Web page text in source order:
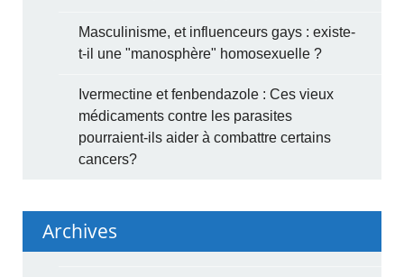
Masculinisme, et influenceurs gays : existe-
t-il une "manosphère" homosexuelle ?
Ivermectine et fenbendazole : Ces vieux
médicaments contre les parasites
pourraient-ils aider à combattre certains
cancers?
Archives